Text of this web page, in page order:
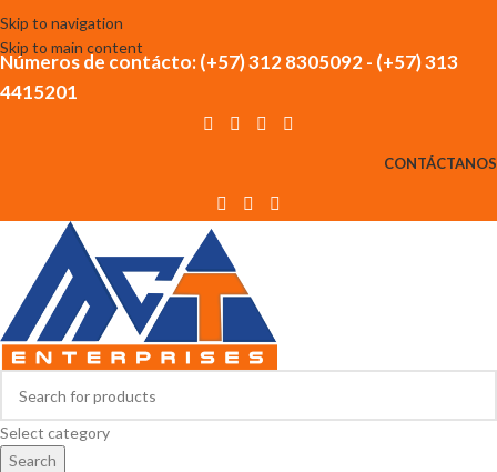
Skip to navigation
Skip to main content
Números de contácto: (+57) 312 8305092 - (+57) 313
4415201
CONTÁCTANOS
Select category
Search